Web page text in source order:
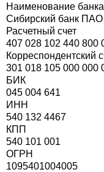
Наименование банка
Сибирский банк ПАО
Расчетный счет
407 028 102 440 800
Корреспондентский
301 018 105 000 000
БИК
045 004 641
ИНН
540 132 4467
КПП
540 101 001
ОГРН
1095401004005